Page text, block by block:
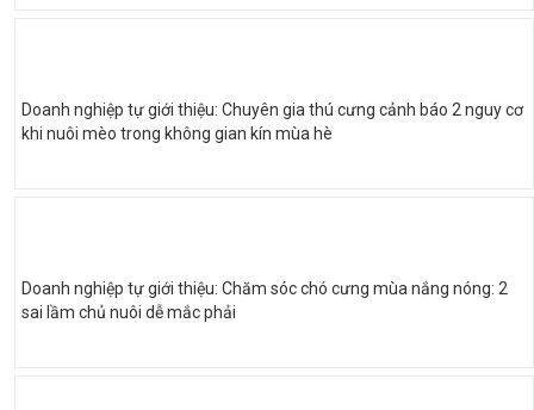
Doanh nghiệp tự giới thiệu: Chuyên gia thú cưng cảnh báo 2 nguy cơ
khi nuôi mèo trong không gian kín mùa hè
Doanh nghiệp tự giới thiệu: Chăm sóc chó cưng mùa nắng nóng: 2
sai lầm chủ nuôi dễ mắc phải